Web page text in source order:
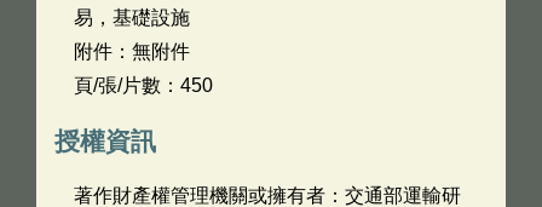
易，基礎設施
附件：無附件
頁/張/片數：450
授權資訊
著作財產權管理機關或擁有者：交通部運輸研